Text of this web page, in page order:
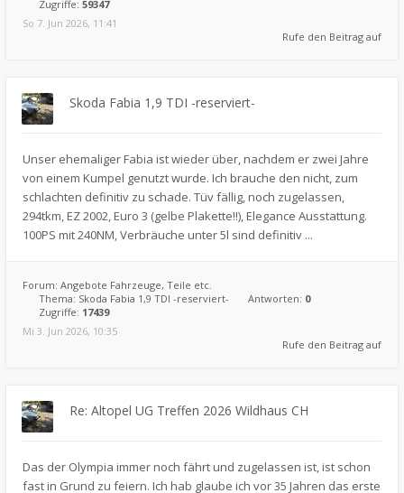
Zugriffe: 59347
So 7. Jun 2026, 11:41
Rufe den Beitrag auf
Skoda Fabia 1,9 TDI -reserviert-
Unser ehemaliger Fabia ist wieder über, nachdem er zwei Jahre
von einem Kumpel genutzt wurde. Ich brauche den nicht, zum
schlachten definitiv zu schade. Tüv fällig, noch zugelassen,
294tkm, EZ 2002, Euro 3 (gelbe Plakette!!), Elegance Ausstattung.
100PS mit 240NM, Verbräuche unter 5l sind definitiv ...
Forum: Angebote Fahrzeuge, Teile etc.
Thema: Skoda Fabia 1,9 TDI -reserviert- Antworten: 0
Zugriffe: 17439
Mi 3. Jun 2026, 10:35
Rufe den Beitrag auf
Re: Altopel UG Treffen 2026 Wildhaus CH
Das der Olympia immer noch fährt und zugelassen ist, ist schon
fast in Grund zu feiern. Ich hab glaube ich vor 35 Jahren das erste